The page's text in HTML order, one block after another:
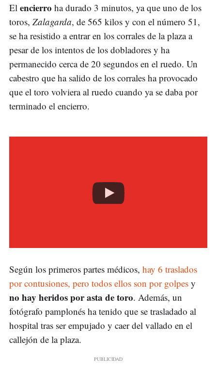
El encierro ha durado 3 minutos, ya que uno de los
toros, Zalagarda, de 565 kilos y con el número 51,
se ha resistido a entrar en los corrales de la plaza a
pesar de los intentos de los dobladores y ha
permanecido cerca de 20 segundos en el ruedo. Un
cabestro que ha salido de los corrales ha provocado
que el toro volviera al ruedo cuando ya se daba por
terminado el encierro.
Según los primeros partes médicos, hay 6 traslados
por contusiones, pero todos ellos son por golpes y
no hay heridos por asta de toro. Además, un
fotógrafo pamplonés ha tenido que se trasladado al
hospital tras ser empujado y caer del vallado en el
callejón de la plaza.